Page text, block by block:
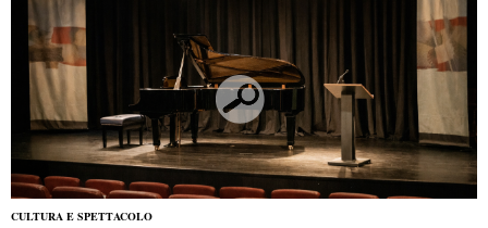
CULTURA E SPETTACOLO